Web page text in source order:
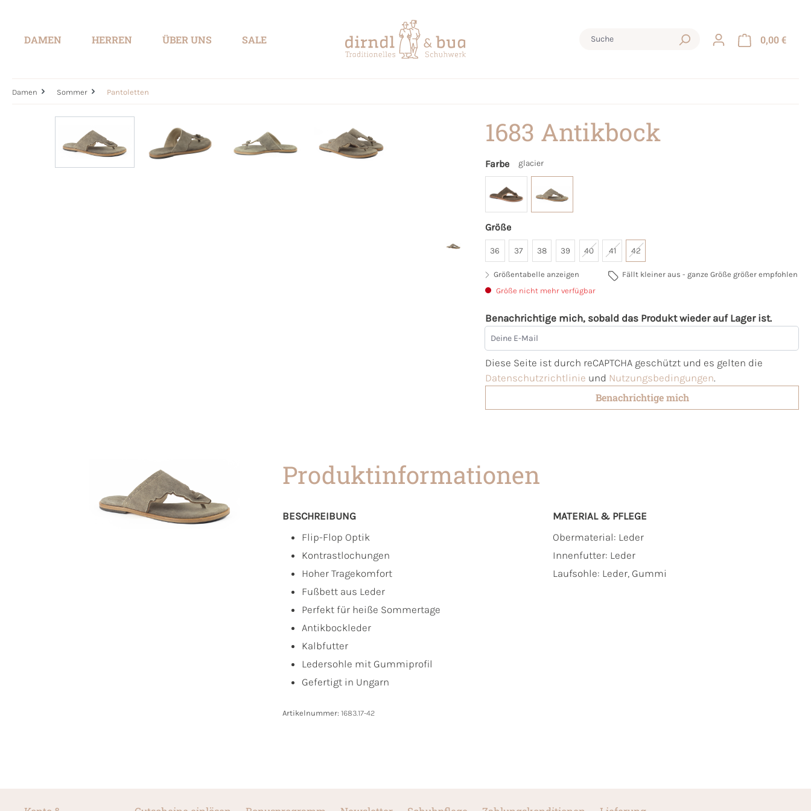
DAMEN HERREN ÜBER UNS SALE 0,00 €
Damen Sommer Pantoletten
1683 Antikbock
Farbe glacier
Größe
36 37 38 39 40 41 42
Größentabelle anzeigen
Fällt kleiner aus - ganze Größe größer empfohlen
Größe nicht mehr verfügbar
Benachrichtige mich, sobald das Produkt wieder auf Lager ist.
Deine E-Mail
Diese Seite ist durch reCAPTCHA geschützt und es gelten die
Datenschutzrichtlinie und Nutzungsbedingungen.
Benachrichtige mich
Produktinformationen
BESCHREIBUNG
Flip-Flop Optik
Kontrastlochungen
Hoher Tragekomfort
Fußbett aus Leder
Perfekt für heiße Sommertage
Antikbockleder
Kalbfutter
Ledersohle mit Gummiprofil
Gefertigt in Ungarn
MATERIAL & PFLEGE
Obermaterial: Leder
Innenfutter: Leder
Laufsohle: Leder, Gummi
Artikelnummer: 1683.17-42